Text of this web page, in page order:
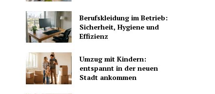
Berufskleidung im Betrieb:
Sicherheit, Hygiene und
Effizienz
Umzug mit Kindern:
entspannt in der neuen
Stadt ankommen